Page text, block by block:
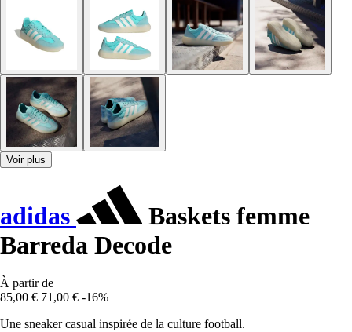
Voir plus
adidas
Baskets femme
Barreda Decode
À partir de
85,00 € 71,00 € -16%
Une sneaker casual inspirée de la culture football.